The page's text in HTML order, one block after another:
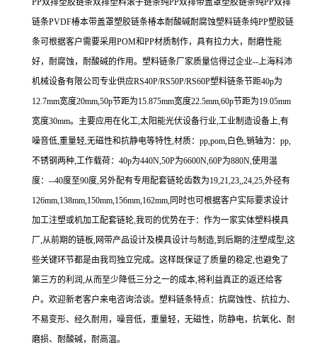
PP双排塑胶链条双排塑料滚子链条纯PP双排带盖罩塑胶链条纯PP双排
链条PVDF椿本带盖罩塑胶链条椿本耐酸碱耐腐蚀塑料链条纯PP塑胶链
条可根据客户需要采用POM和PP材质制作，具有拉力大，耐磨性能
好，耐腐蚀，耐酸碱的作用。塑料链条厂家质量信得过企业--上海科沛
机械设备有限公司专业供应RS40P/RS50P/RS60P塑料链条节距40p为
12.7mm宽度20mm,50p节距为15.875mm宽度22.5mm,60p节距为19.05mm
宽度30mm。主要应用在化工,太阳能光伏设备行业,工业制造设备上,有
噪音低,重量轻,无磁性和抗静电等特性,材质：pp,pom,白色,销轴为：pp,
不锈钢两种,工作载荷：40p为440N,50P为6600N,60P为880N,使用温
度：--40度至90度,另外配有专用配套链轮齿数为19,21,23,,24,25,外径有
126mm,138mm,150mm,156mm,162mm,同时也可根据客户实际要求设计
加工注塑或机加工配套链轮,我司的优势在于：作为一家实体塑料模具
厂,从前期的链板,网带产品设计及模具设计与制造,到后期的注塑成型,这
些关键环节都是由我司独立完成。这样既保证了质量的稳定,也避免了
第三方的利润,从而至少降低三分之一的成本,将利益真正的返还给客
户。欢迎新老客户来电咨询洽谈。塑料链条特点：抗腐蚀性、抗拉力、
不易变形、经久耐用，噪音低，重量轻，无磁性，防静电，抗氧化、耐
磨损、耐酸碱，耐高温。